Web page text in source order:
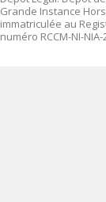
Grande Instance
immatriculée au
numéro RCCM-NI-